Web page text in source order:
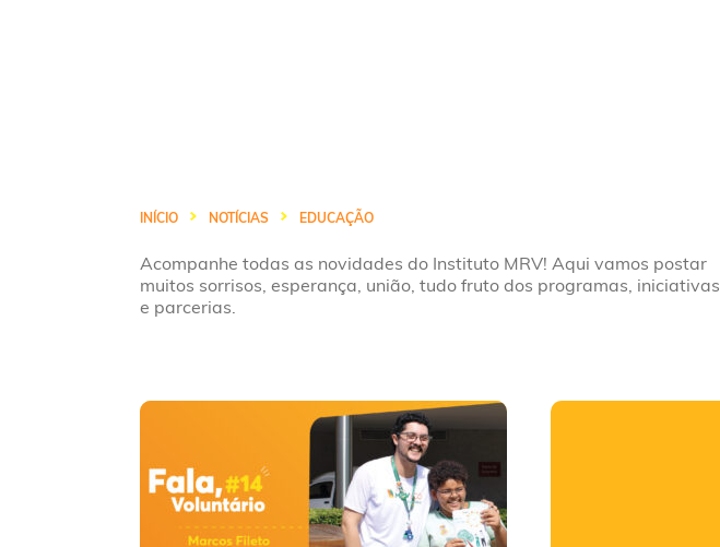
INÍCIO NOTÍCIAS EDUCAÇÃO
Acompanhe todas as novidades do Instituto MRV! Aqui vamos postar
muitos sorrisos, esperança, união, tudo fruto dos programas, iniciativas
e parcerias.